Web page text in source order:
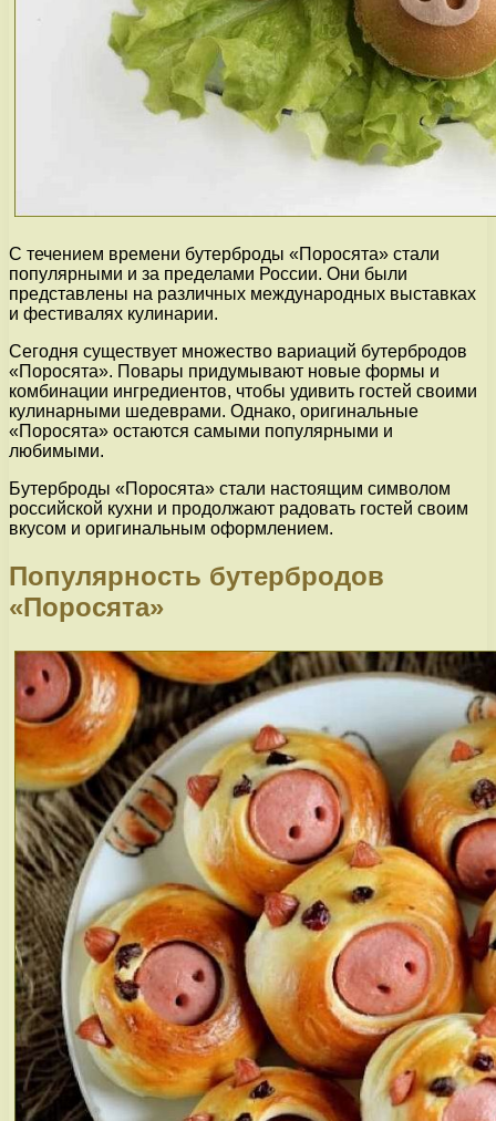
С течением времени бутерброды «Поросята» стали
популярными и за пределами России. Они были
представлены на различных международных выставках
и фестивалях кулинарии.
Сегодня существует множество вариаций бутербродов
«Поросята». Повары придумывают новые формы и
комбинации ингредиентов, чтобы удивить гостей своими
кулинарными шедеврами. Однако, оригинальные
«Поросята» остаются самыми популярными и
любимыми.
Бутерброды «Поросята» стали настоящим символом
российской кухни и продолжают радовать гостей своим
вкусом и оригинальным оформлением.
Популярность бутербродов
«Поросята»